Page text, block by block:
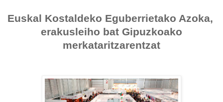
Euskal Kostaldeko Eguberrietako Azoka,
erakusleiho bat Gipuzkoako
merkataritzarentzat